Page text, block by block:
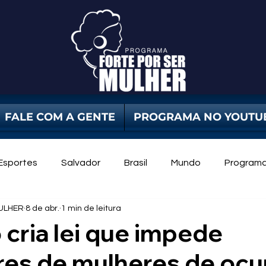
FALE COM A GENTE PROGRAMA NO
Salvador Brasil Mundo
Pública Violência Contra Mulher
lei que impede
8 de abr. 1 min de leitura